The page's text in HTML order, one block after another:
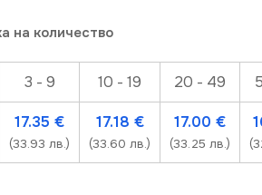
на количество
3 - 9 10 - 19 20 - 49
17.35 €
(33.93 лв.)
17.18 €
(33.60 лв.)
17.00 €
(33.25 лв.)